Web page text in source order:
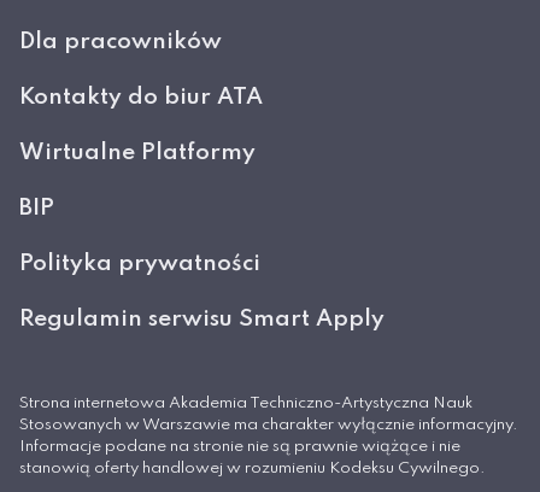
Dla pracowników
Kontakty do biur ATA
Wirtualne Platformy
BIP
Polityka prywatności
Regulamin serwisu Smart Apply
Strona internetowa Akademia Techniczno-Artystyczna Nauk
Stosowanych w Warszawie ma charakter wyłącznie informacyjny.
Informacje podane na stronie nie są prawnie wiążące i nie
stanowią oferty handlowej w rozumieniu Kodeksu Cywilnego.